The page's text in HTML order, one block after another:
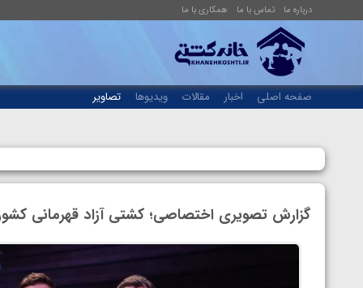
درباره ما تماس با ما همکاری با ما
صفحه اصلی اخبار مقالات ویدیوها تصاویر
گزارش تصویری اختصاصی؛ کشتی آزاد قهرمانی